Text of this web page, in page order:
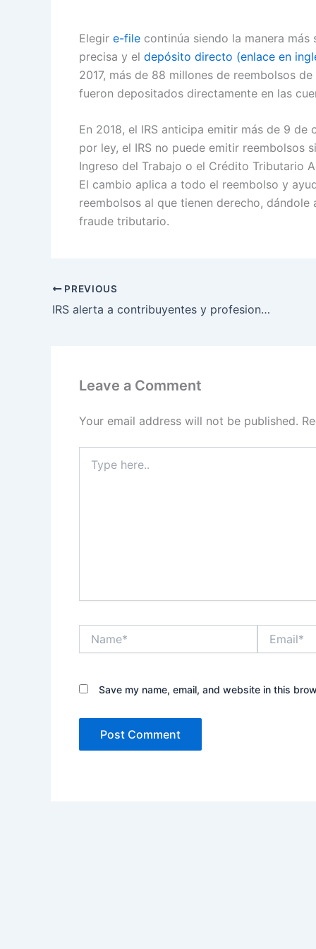
Elegir e-file continúa siendo la manera
precisa y el depósito directo (enlace en
2017, más de 88 millones de reembolsos
fueron depositados directamente en las
En 2018, el IRS anticipa emitir más de 9 de
por ley, el IRS no puede emitir reembolsos
Ingreso del Trabajo o el Crédito Tributario
El cambio aplica a todo el reembolso y
reembolsos al que tienen derecho,
fraude tributario.
PREVIOUS
IRS alerta a contribuyentes y profesionales de impuestos de nueva estafa de correo electrónico
Leave a Comment
Your email address will not be published.
here..
Save my name, email, and website in this